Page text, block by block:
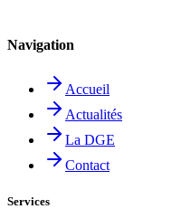
Navigation
Accueil
Actualités
La DGE
Contact
Services